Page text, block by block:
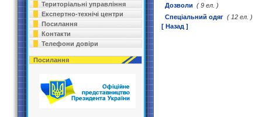
Територіальні управління
Експертно-технічі центри
Посилання
Контакти
Телефони довіри
Посилання
Дозволи ( 9 ел. )
Спеціальний одяг ( 12 ел. )
[ Назад ]